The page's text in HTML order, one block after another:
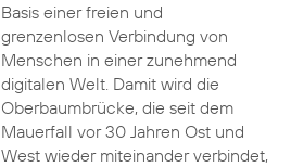
Basis einer freien und
grenzenlosen Verbindung von
Menschen in einer zunehmend
digitalen Welt. Damit wird die
Oberbaumbrücke, die seit dem
Mauerfall vor 30 Jahren Ost und
West wieder miteinander verbindet,